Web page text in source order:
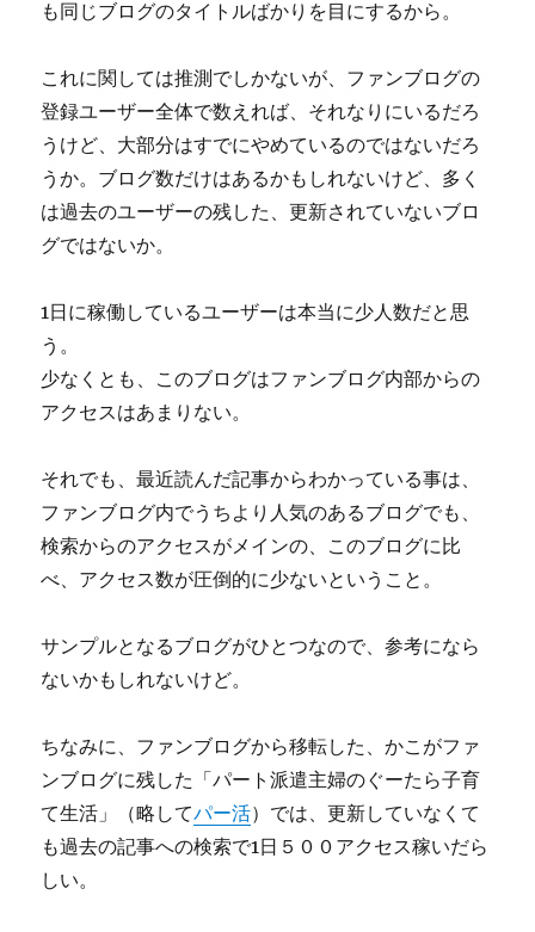
も同じブログのタイトルばかりを目にするから。
これに関しては推測でしかないが、ファンブログの
登録ユーザー全体で数えれば、それなりにいるだろ
うけど、大部分はすでにやめているのではないだろ
うか。ブログ数だけはあるかもしれないけど、多く
は過去のユーザーの残した、更新されていないブロ
グではないか。
1日に稼働しているユーザーは本当に少人数だと思
う。
少なくとも、このブログはファンブログ内部からの
アクセスはあまりない。
それでも、最近読んだ記事からわかっている事は、
ファンブログ内でうちより人気のあるブログでも、
検索からのアクセスがメインの、このブログに比
べ、アクセス数が圧倒的に少ないということ。
サンプルとなるブログがひとつなので、参考になら
ないかもしれないけど。
ちなみに、ファンブログから移転した、かこがファ
ンブログに残した「パート派遣主婦のぐーたら子育
て生活」（略してパー活）では、更新していなくて
も過去の記事への検索で1日５００アクセス稼いだら
しい。